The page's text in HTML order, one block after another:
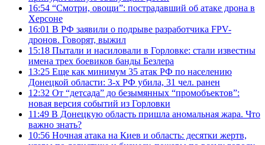
16:54 “Смотри, овощи”: пострадавший об атаке дрона в
Херсоне
16:01 В РФ заявили о подрыве разработчика FPV-
дронов. Говорят, выжил
15:18 Пытали и насиловали в Горловке: стали известны
имена трех боевиков банды Безлера
13:25 Еще как минимум 35 атак РФ по населению
Донецкой области: 3-х РФ убила, 31 чел. ранен
12:32 От “детсада” до безымянных “промобъектов”:
новая версия событий из Горловки
11:49 В Донецкую область пришла аномальная жара. Что
важно знать?
10:56 Ночная атака на Киев и область: десятки жертв,